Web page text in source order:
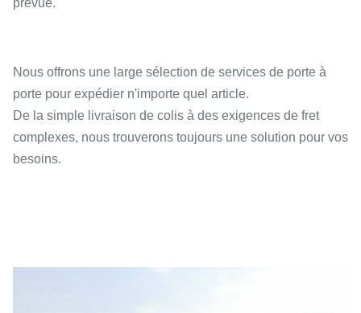
prévue.
Nous offrons une large sélection de services de porte à
porte pour expédier n'importe quel article.
De la simple livraison de colis à des exigences de fret
complexes, nous trouverons toujours une solution pour vos
besoins.